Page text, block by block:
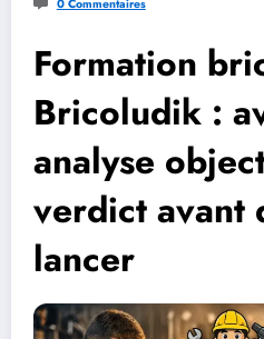
0 Commentaires
Formation
Bricoludik :
analyse
verdict avant
lancer